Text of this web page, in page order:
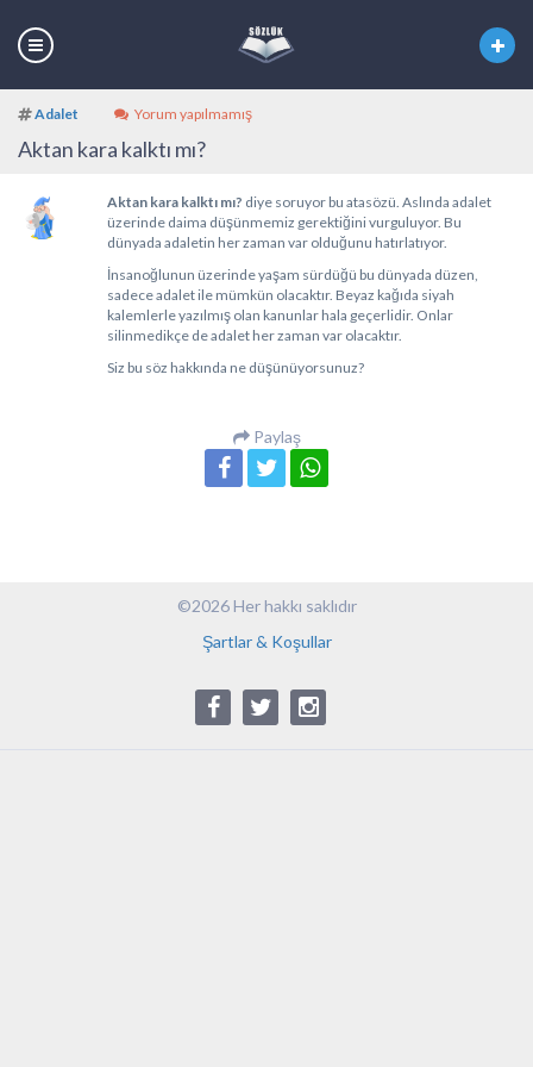
Adalet Yorum yapılmamış
Aktan kara kalktı mı?
Aktan kara kalktı mı? diye soruyor bu atasözü. Aslında adalet
üzerinde daima düşünmemiz gerektiğini vurguluyor. Bu
dünyada adaletin her zaman var olduğunu hatırlatıyor.
İnsanoğlunun üzerinde yaşam sürdüğü bu dünyada düzen,
sadece adalet ile mümkün olacaktır. Beyaz kağıda siyah
kalemlerle yazılmış olan kanunlar hala geçerlidir. Onlar
silinmedikçe de adalet her zaman var olacaktır.
Siz bu söz hakkında ne düşünüyorsunuz?
Paylaş
©2026 Her hakkı saklıdır
Şartlar & Koşullar